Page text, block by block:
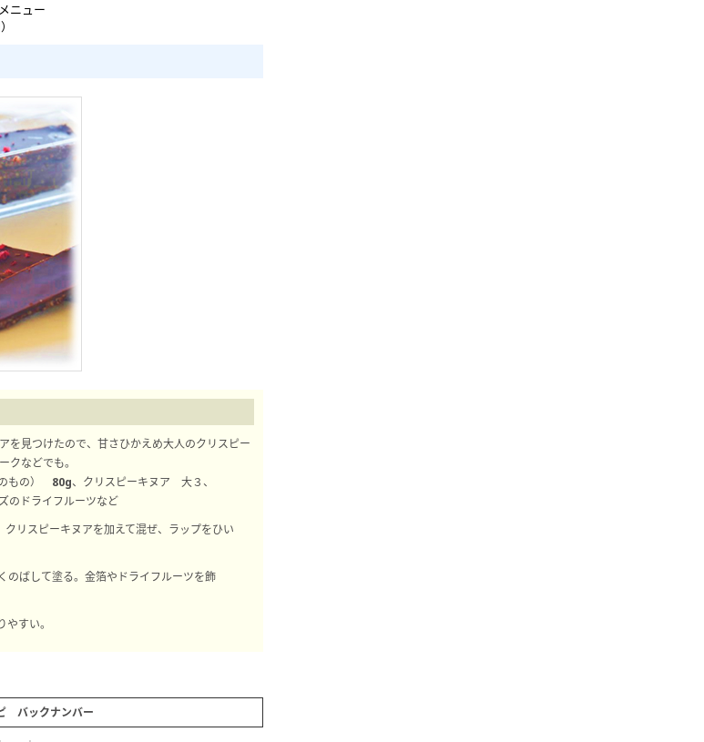
ニュー
を見つけたので、甘さひかえめ大人のクリスピー
クなどでも。
もの） 80g、クリスピーキヌア 大３、
ドライフルーツなど
リスピーキヌアを加えて混ぜ、ラップをひい
ばして塗る。金箔やドライフルーツを飾
すい。
バックナンバー